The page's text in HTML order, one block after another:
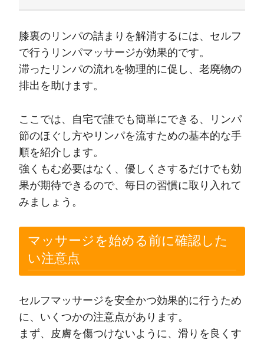
膝裏のリンパの詰まりを解消するには、セルフ
で行うリンパマッサージが効果的です。
滞ったリンパの流れを物理的に促し、老廃物の
排出を助けます。
ここでは、自宅で誰でも簡単にできる、リンパ
節のほぐし方やリンパを流すための基本的な手
順を紹介します。
強くもむ必要はなく、優しくさするだけでも効
果が期待できるので、毎日の習慣に取り入れて
みましょう。
マッサージを始める前に確認した
い注意点
セルフマッサージを安全かつ効果的に行うため
に、いくつかの注意点があります。
まず、皮膚を傷つけないように、滑りを良くす